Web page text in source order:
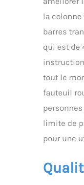
la colonne
barres
qui est de
tout le
fauteuil
limite de
pour une